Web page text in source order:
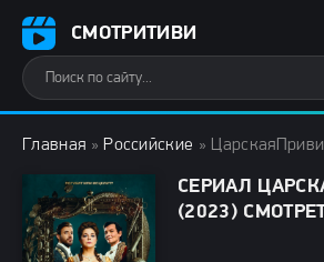
СМОТРИТИВИ
Главная » Российские »
СЕРИАЛ
(2023)